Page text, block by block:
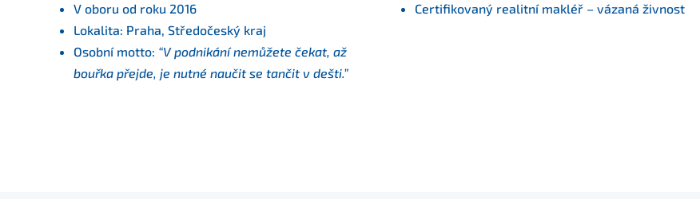
V oboru od roku 2016
Lokalita: Praha, Středočeský kraj
Osobní motto: “V podnikání nemůžete čekat, až
bouřka přejde, je nutné naučit se tančit v dešti.”
Certifikovaný realitní makléř – vázaná živnost